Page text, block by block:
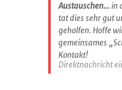
Austauschen… in
tat dies sehr gut
geholfen. Hoffe
gemeinsames
Kontakt!
Direktnachricht